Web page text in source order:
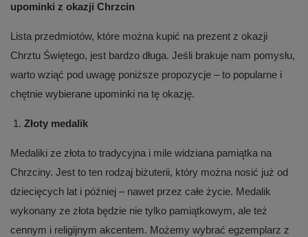
upominki z okazji Chrzcin
Lista przedmiotów, które można kupić na prezent z okazji
Chrztu Świętego, jest bardzo długa. Jeśli brakuje nam pomysłu,
warto wziąć pod uwagę poniższe propozycje – to popularne i
chętnie wybierane upominki na tę okazję.
Złoty medalik
Medaliki ze złota to tradycyjna i mile widziana pamiątka na
Chrzciny. Jest to ten rodzaj biżuterii, który można nosić już od
dziecięcych lat i później – nawet przez całe życie. Medalik
wykonany ze złota będzie nie tylko pamiątkowym, ale też
cennym i religijnym akcentem. Możemy wybrać egzemplarz z